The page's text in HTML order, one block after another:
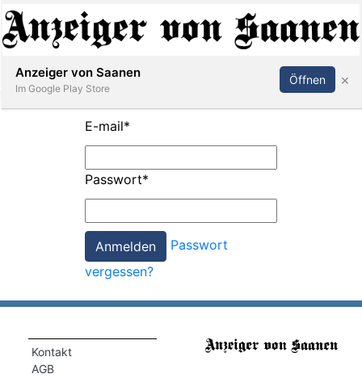
Abonnieren Anmelden
E-mail*
Passwort*
Passwort
vergessen?
Kontakt
AGB
Anzeiger von Saanen
Im Google Play Store
Öffnen ×